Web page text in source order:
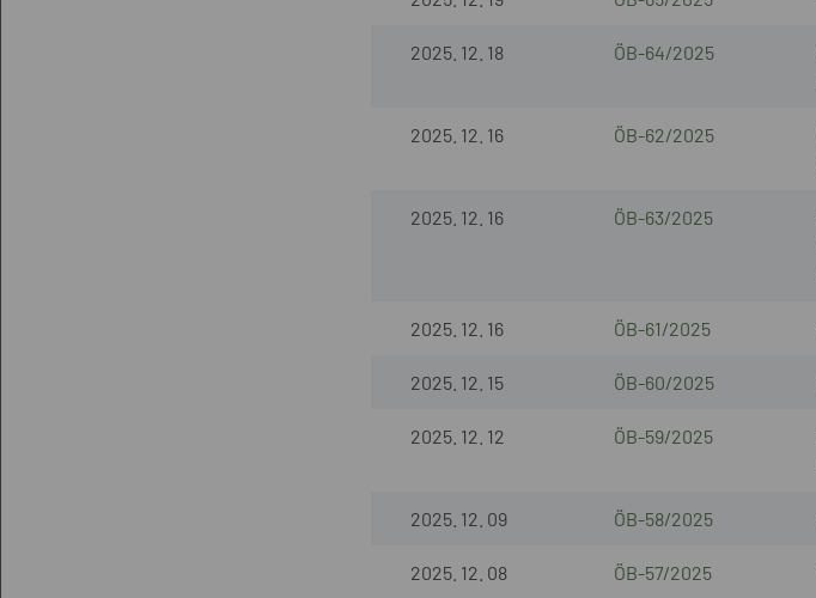
2025. 12. 18 ÖB-64/2025
2025. 12. 16 ÖB-62/2025
2025. 12. 16 ÖB-63/2025
2025. 12. 16 ÖB-61/2025
2025. 12. 15 ÖB-60/2025
2025. 12. 12 ÖB-59/2025
2025. 12. 09 ÖB-58/2025
2025. 12. 08 ÖB-57/2025